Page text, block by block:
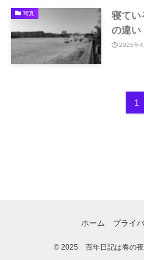
写真
寝てい
の違い
2025年4
1
ホーム プライ
© 2025 百年日記は春の